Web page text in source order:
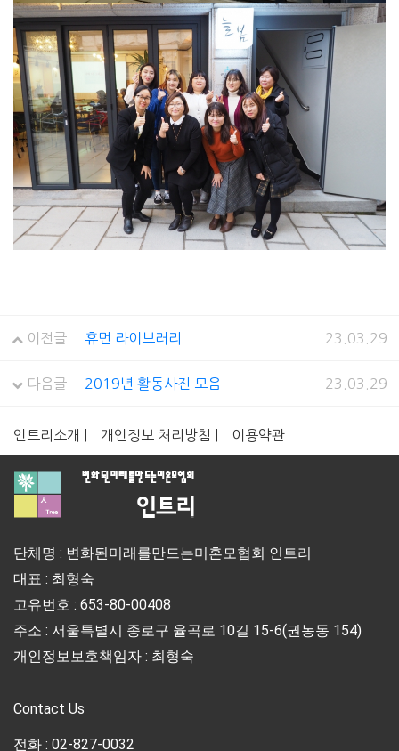
이전글 휴먼 라이브러리 23.03.29
다음글 2019년 활동사진 모음 23.03.29
인트리소개 | 개인정보 처리방침 | 이용약관
단체명 : 변화된미래를만드는미혼모협회 인트리
대표 : 최형숙
고유번호 : 653-80-00408
주소 : 서울특별시 종로구 율곡로 10길 15-6(권농동 154)
개인정보보호책임자 : 최형숙
Contact Us
전화 : 02-827-0032